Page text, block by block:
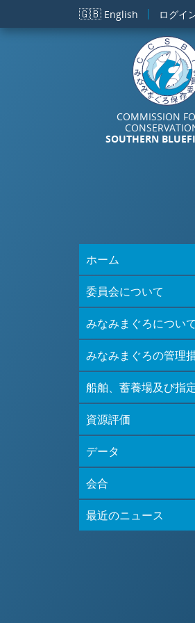
メインコンテンツに移動
🇬🇧 English ログイ
COMMISSION
SOUTHERN
ホーム
委員会について
みなみまぐろについて
みなみまぐろの管理
船舶、蓄養場及び指
資源評価
データ
会合
最近のニュース